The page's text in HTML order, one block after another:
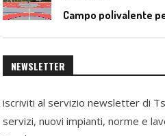
Campo polivalente
NEWSLETTER
iscriviti al servizio newsletter di
servizi, nuovi impianti, norme e